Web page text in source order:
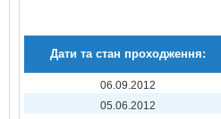
Дати та стан проходження:
06.09.2012
05.06.2012